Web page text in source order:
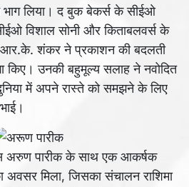
भाग लिया। द बुक बेकर्स के सीईओ
विशाल सोनी और किताबलवर्स के
शंकर ने प्रकाशन की बदलती
किए। उनकी बहुमूल्य सलाह ने नवोदित
में अपने रास्ते को समझने के लिए
अरुण पारीक के साथ एक आकर्षक
अवसर मिला, जिसका संचालन राशिमा